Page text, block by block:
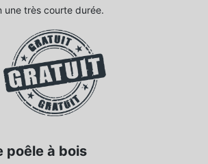
une très courte durée.
poêle à bois